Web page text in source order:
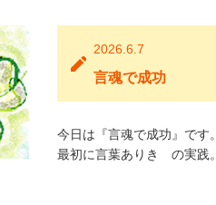
2026.6.7
言魂で成功
今日は『言魂で成功』です。
最初に言葉ありき の実践。